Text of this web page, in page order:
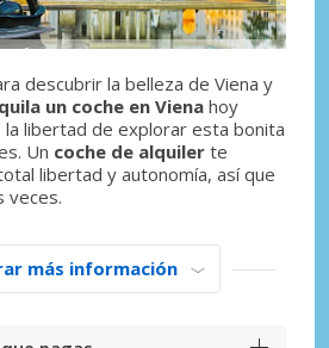
descubrir la belleza de Viena y
un coche en Viena hoy
libertad de explorar esta bonita
Un coche de alquiler te
libertad y autonomía, así que
veces.
más información